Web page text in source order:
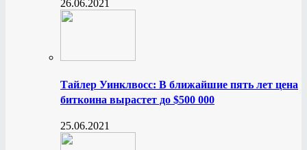
26.06.2021
Тайлер Уинклвосс: В ближайшие пять лет цена
биткоина вырастет до $500 000
25.06.2021